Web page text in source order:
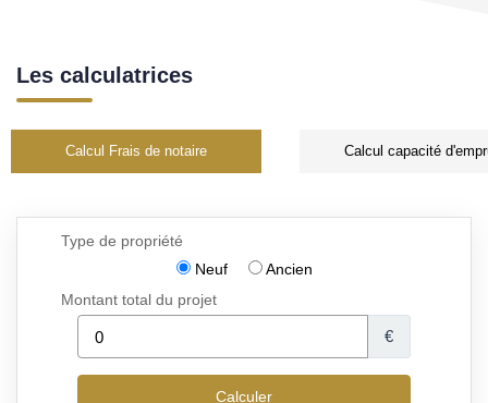
Les calculatrices
Calcul Frais de notaire Calcul capacité